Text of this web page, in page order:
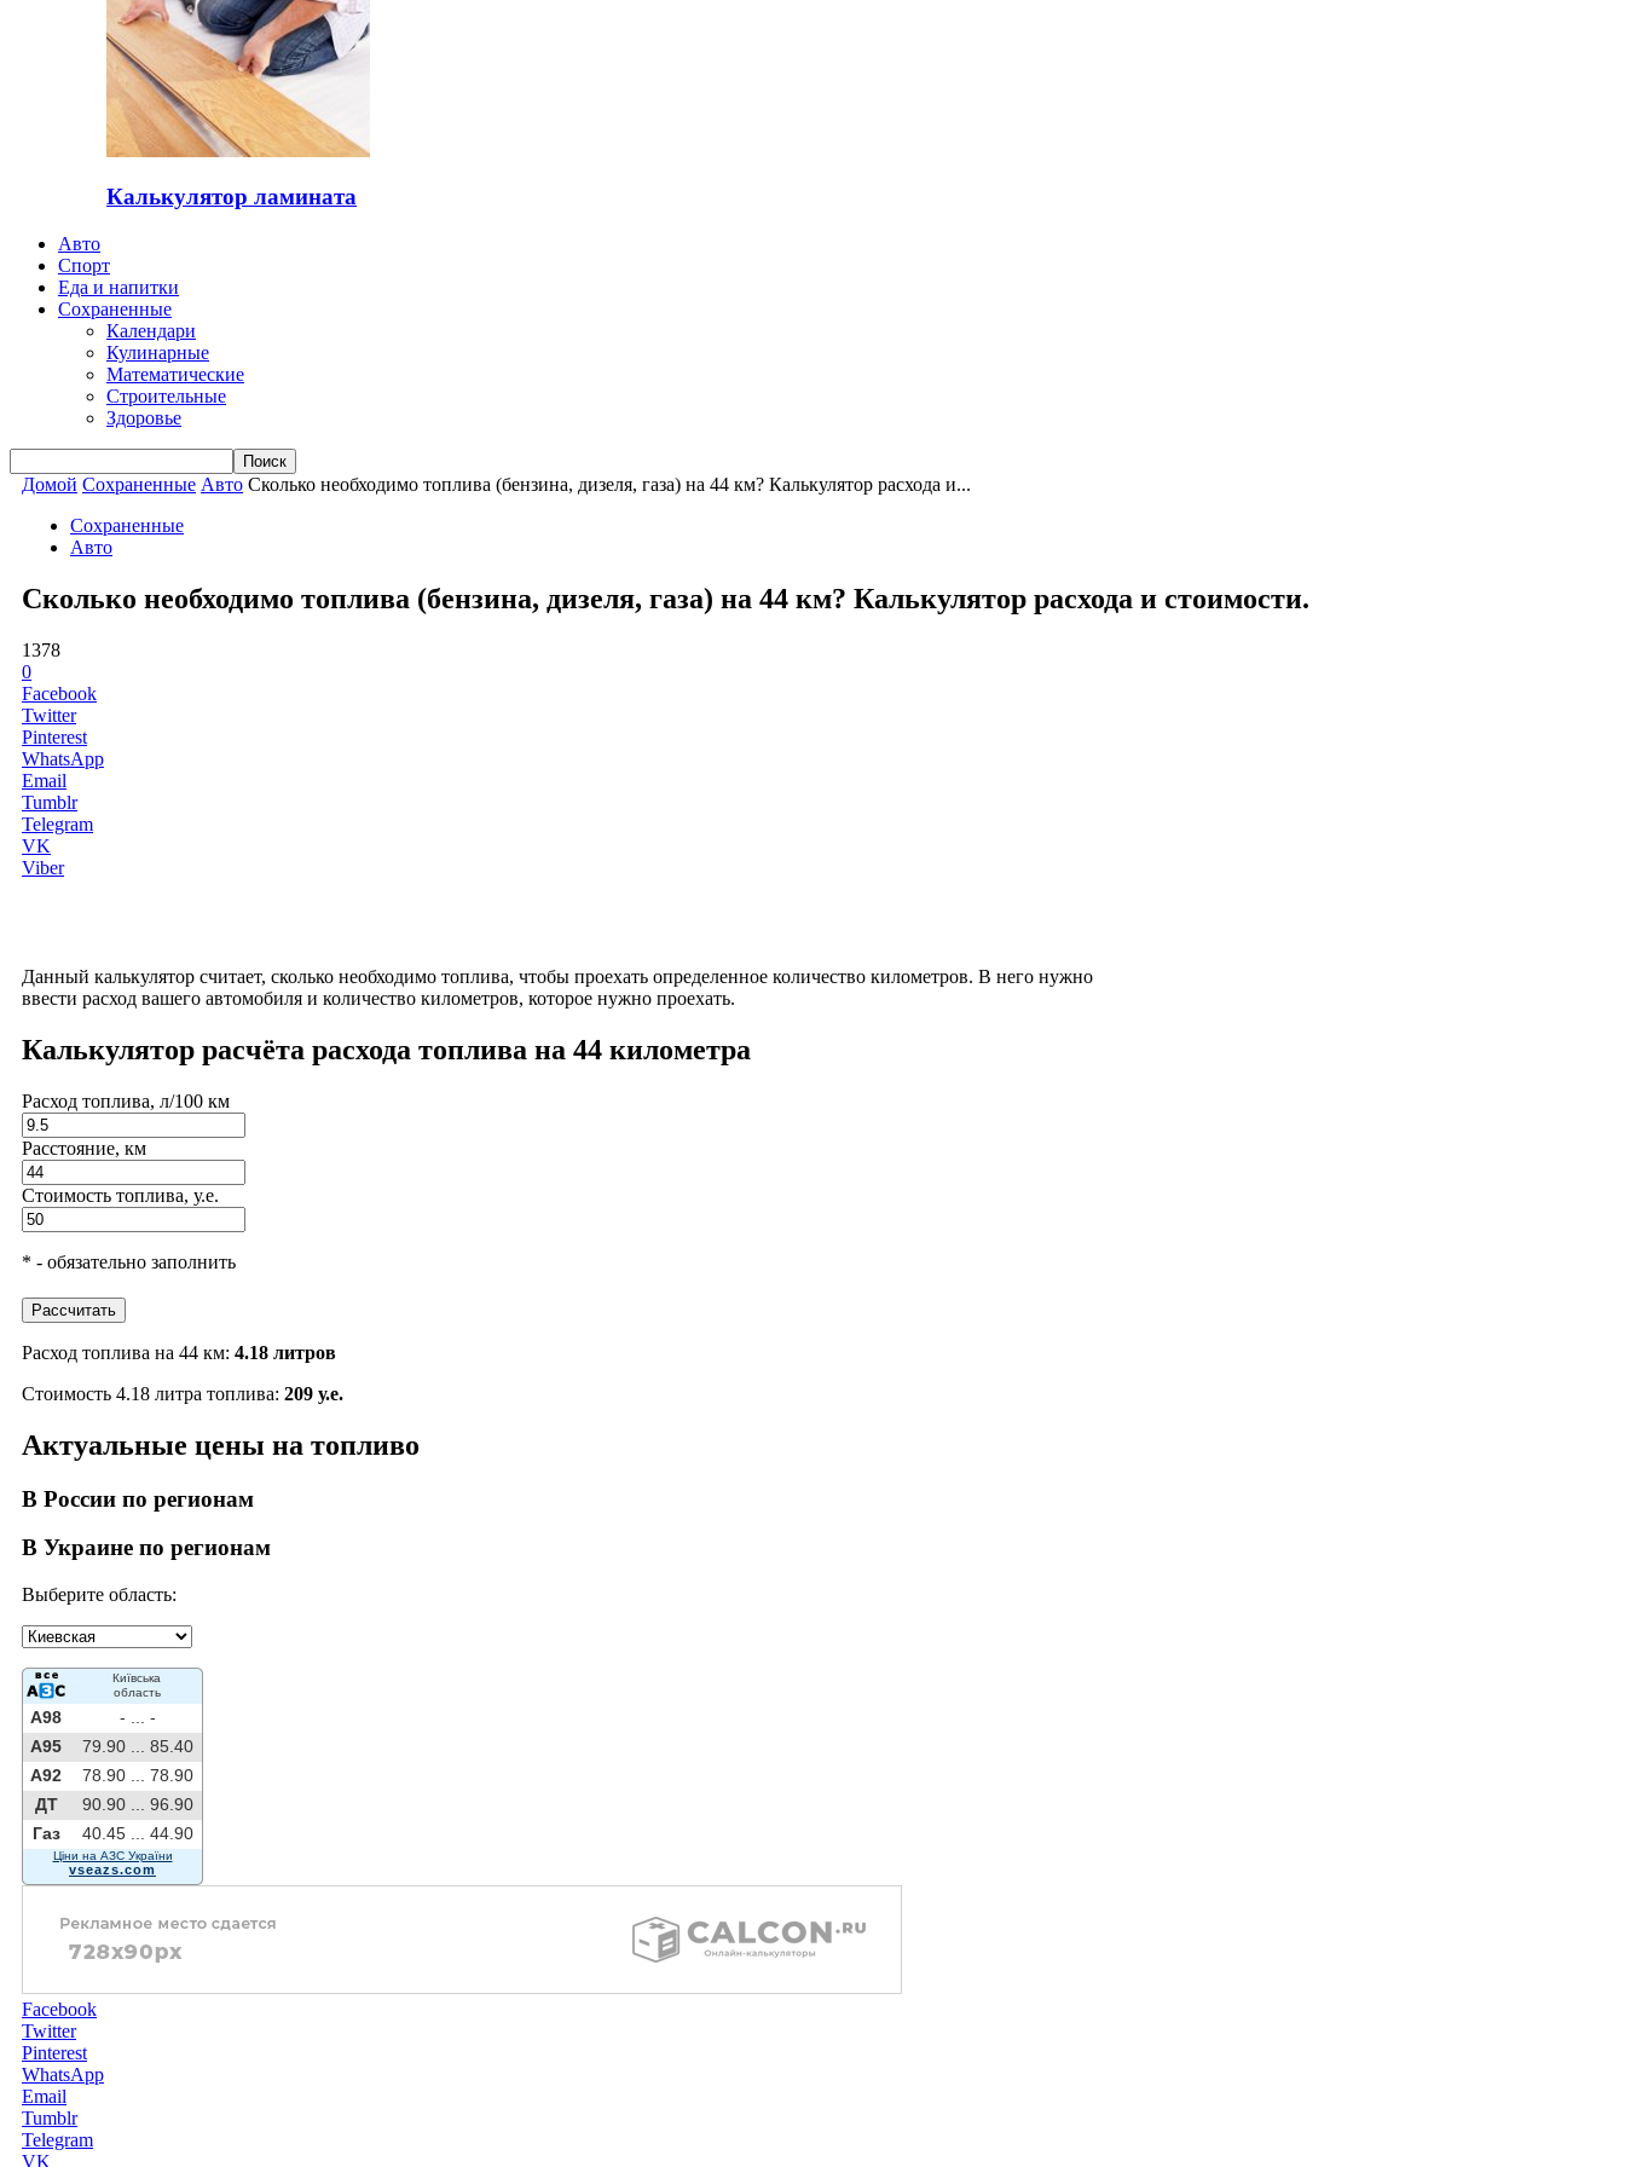
Калькулятор ламината
Авто
Спорт
Еда и напитки
Сохраненные
Календари
Кулинарные
Математические
Строительные
Здоровье
Домой Сохраненные Авто Сколько необходимо топлива (бензина, дизеля, газа) на 44 км? Калькулятор расхода и...
Сохраненные
Авто
Сколько необходимо топлива (бензина, дизеля, газа) на 44 км? Калькулятор расхода и стоимости.
1378
0
Facebook
Twitter
Pinterest
WhatsApp
Email
Tumblr
Telegram
VK
Viber
Данный калькулятор считает, сколько необходимо топлива, чтобы проехать определенное количество километров. В него нужно
ввести расход вашего автомобиля и количество километров, которое нужно проехать.
Калькулятор расчёта расхода топлива на 44 километра
Расход топлива, л/100 км
Расстояние, км
Стоимость топлива, у.е.
* - обязательно заполнить
Рассчитать
Расход топлива на 44 км: 4.18 литров
Стоимость 4.18 литра топлива: 209 у.е.
Актуальные цены на топливо
В России по регионам
В Украине по регионам
Выберите область:
Київська
область
A98 - ...
-
A95
79.90 ...
85.40
A92
78.90 ...
78.90
ДТ
90.90 ...
96.90
Газ
40.45 ... 44.90
Ціни на АЗС України
vseazs.com
Facebook
Twitter
Pinterest
WhatsApp
Email
Tumblr
Telegram
VK